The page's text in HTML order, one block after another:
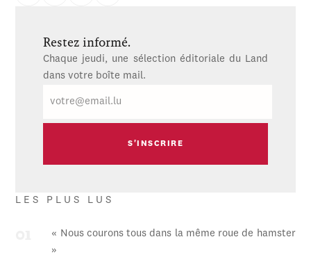
Restez informé.
Chaque jeudi, une sélection éditoriale du Land
dans votre boîte mail.
mail
LES PLUS LUS
« Nous courons tous dans la même roue de hamster
»